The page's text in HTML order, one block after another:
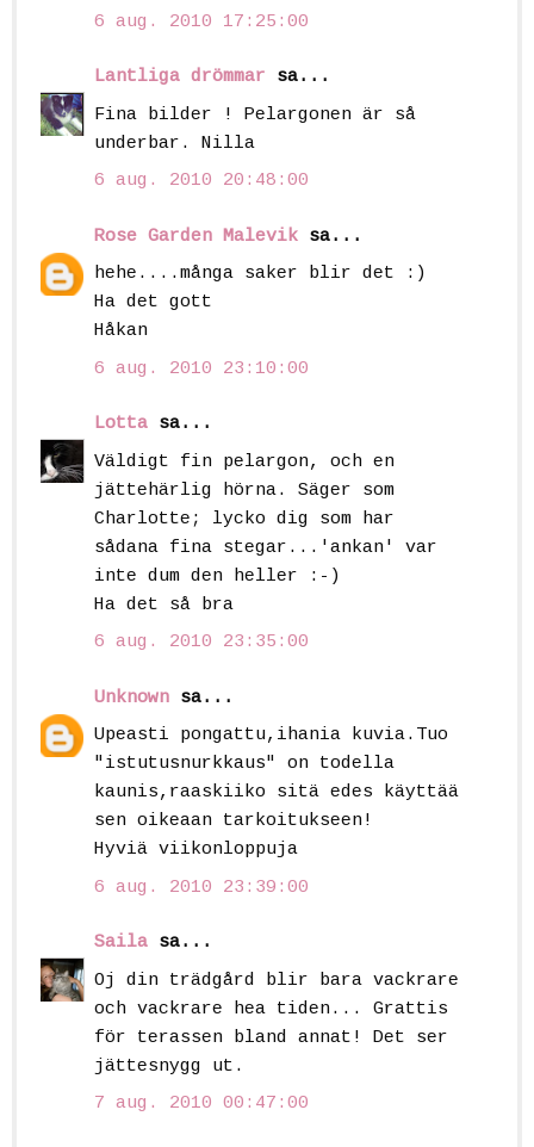
6 aug. 2010 17:25:00
Lantliga drömmar sa...
Fina bilder ! Pelargonen är så
underbar. Nilla
6 aug. 2010 20:48:00
Rose Garden Malevik sa...
hehe....många saker blir det :)
Ha det gott
Håkan
6 aug. 2010 23:10:00
Lotta sa...
Väldigt fin pelargon, och en
jättehärlig hörna. Säger som
Charlotte; lycko dig som har
sådana fina stegar...'ankan' var
inte dum den heller :-)
Ha det så bra
6 aug. 2010 23:35:00
Unknown sa...
Upeasti pongattu,ihania kuvia.Tuo
"istutusnurkkaus" on todella
kaunis,raaskiiko sitä edes käyttää
sen oikeaan tarkoitukseen!
Hyviä viikonloppuja
6 aug. 2010 23:39:00
Saila sa...
Oj din trädgård blir bara vackrare
och vackrare hea tiden... Grattis
för terassen bland annat! Det ser
jättesnygg ut.
7 aug. 2010 00:47:00